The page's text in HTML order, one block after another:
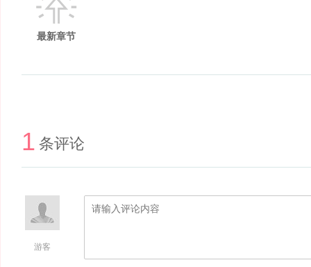
最新章节
1 条评论
游客